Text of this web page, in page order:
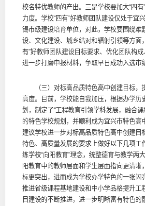
校名特优教师的产出。三是学校要加大“四有
力度。学校“四有”好教师团队建设仅处于宜
锡市级建设培育单位，对此，学校要围绕难
设、文化建设、城乡结对和辐射引领等方面
有”好教师团队建设目标要求、优化团队构成
进一步打磨申报材料，争取早日成功入选市
（三）对标高品质特色高中创建目标，
高度。目前，学校能自我加压，根据办学历
划，制定了“工程教育引领学科发展，融合课
的特色学校规划，并顺利成为宜兴市特色高
建议学校进一步对标高品质特色高中创建目
特色、高质量发展的要求上做好以下几项工
练学校“向阳教育”理念，统整德育与教学两
阳教育中的教师层面和学生层面指向更清晰
标更突出，进而成为学校办学特色的一张闪
推进省级课程基地建设和中小学品格提升工
目建设的不断推进，进一步明晰富有特色的